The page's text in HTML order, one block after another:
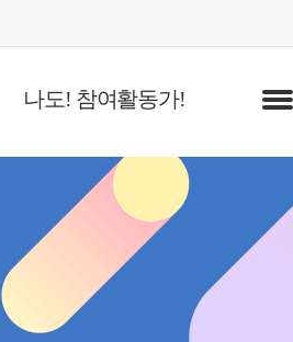
나도! 참여활동가!